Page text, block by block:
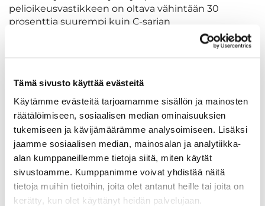
Tämä sivusto käyttää evästeitä
Käytämme evästeitä tarjoamamme sisällön ja mainosten
räätälöimiseen, sosiaalisen median ominaisuuksien
tukemiseen ja kävijämäärämme analysoimiseen. Lisäksi
jaamme sosiaalisen median, mainosalan ja analytiikka-
alan kumppaneillemme tietoja siitä, miten käytät
sivustoamme. Kumppanimme voivat yhdistää näitä
tietoja muihin tietoihin, joita olet antanut heille tai joita on
kerätty, kun olet käyttänyt heidän palvelujaan.
pelioikeusvastikkeen on oltava vähintään 30
prosenttia suurempi kuin C-sarjan
Junioripelioikeuden pelioikeusvastike voi olla C-
Pelioikeusvastikkeen maksuajan ja -tavan määrää
yhtiön hallitus.
Pelioikeus voidaan maksaa yhdessä tai
useammassa erässä, siten kuin hallitus päättää.
Useammassa erässä maksettava pelioikeusvastike
voi olla suurempi kuin yhdessä erässä maksettava
pelioikeusvastike.
8 § Pelioikeuden ottaminen yhtiön hallintaan
Mikäli C-sarjan osakkeen omistaja ei ole maksanut 7